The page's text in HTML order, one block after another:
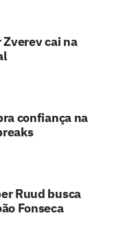
cai na
confiança na
Ruud busca
Fonseca